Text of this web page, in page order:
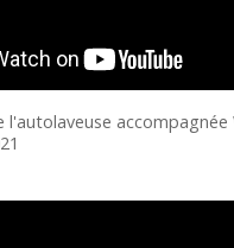
l'autolaveuse accompagnée